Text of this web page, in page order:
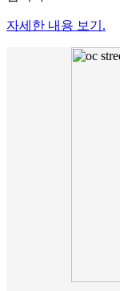
자세한 내용 보기.